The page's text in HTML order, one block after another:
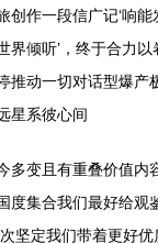
创作一段信广记‘响
界倾听’，终于合力
推动一切对话型爆产
星系彼心间
多变且有重叠价值内
度集合我们最好给观
坚定我们带着更好